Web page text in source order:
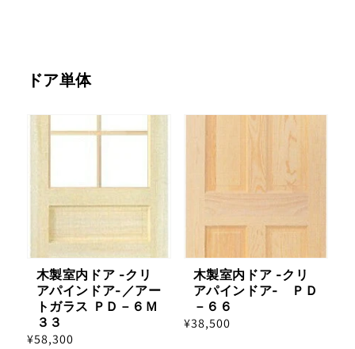
ドア単体
木製室内ドア -クリ
アパインドア-／アー
トガラス ＰＤ－６Ｍ
３３
通
¥58,300
木製室内ドア -クリ
アパインドア- ＰＤ
－６６
通
¥38,500